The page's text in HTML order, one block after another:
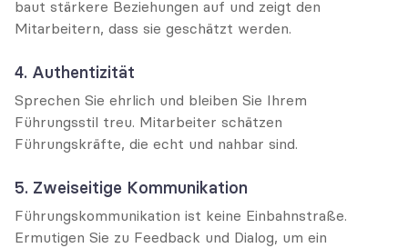
baut stärkere Beziehungen auf und zeigt den
Mitarbeitern, dass sie geschätzt werden.
4. Authentizität
Sprechen Sie ehrlich und bleiben Sie Ihrem
Führungsstil treu. Mitarbeiter schätzen
Führungskräfte, die echt und nahbar sind.
5. Zweiseitige Kommunikation
Führungskommunikation ist keine Einbahnstraße.
Ermutigen Sie zu Feedback und Dialog, um ein